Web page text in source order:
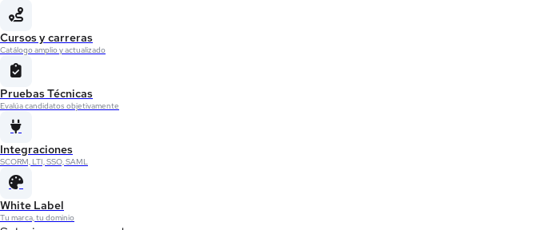
Cursos y carreras
Catálogo amplio y actualizado
Pruebas Técnicas
Evalúa candidatos objetivamente
Integraciones
SCORM, LTI, SSO, SAML
White Label
Tu marca, tu dominio